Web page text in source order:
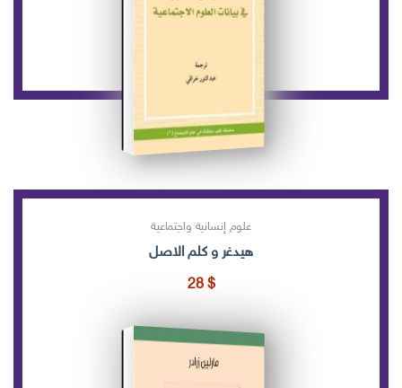
علوم إنسانية واجتماعية
هيدغر و كلم الاصل
28 $